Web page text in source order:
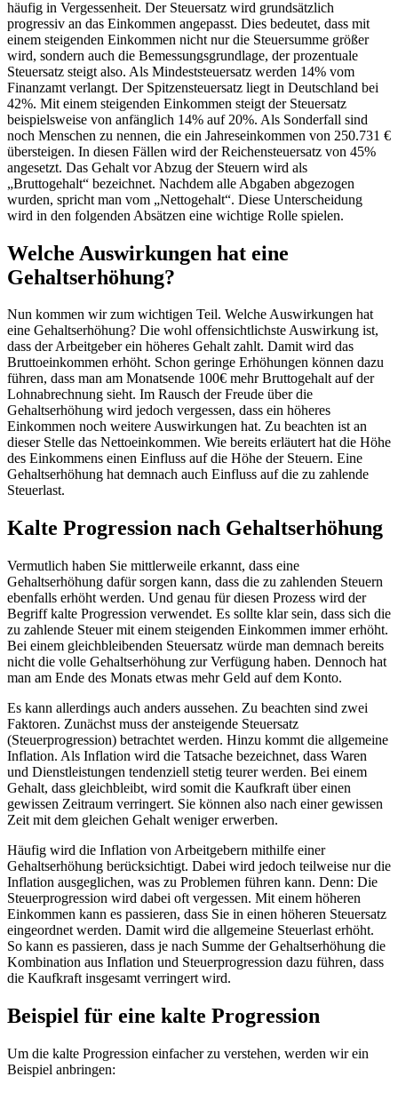
häufig in Vergessenheit. Der Steuersatz wird grundsätzlich
progressiv an das Einkommen angepasst. Dies bedeutet, dass mit
einem steigenden Einkommen nicht nur die Steuersumme größer
wird, sondern auch die Bemessungsgrundlage, der prozentuale
Steuersatz steigt also. Als Mindeststeuersatz werden 14% vom
Finanzamt verlangt. Der Spitzensteuersatz liegt in Deutschland bei
42%. Mit einem steigenden Einkommen steigt der Steuersatz
beispielsweise von anfänglich 14% auf 20%. Als Sonderfall sind
noch Menschen zu nennen, die ein Jahreseinkommen von 250.731 €
übersteigen. In diesen Fällen wird der Reichensteuersatz von 45%
angesetzt. Das Gehalt vor Abzug der Steuern wird als
„Bruttogehalt“ bezeichnet. Nachdem alle Abgaben abgezogen
wurden, spricht man vom „Nettogehalt“. Diese Unterscheidung
wird in den folgenden Absätzen eine wichtige Rolle spielen.
Welche Auswirkungen hat eine
Gehaltserhöhung?
Nun kommen wir zum wichtigen Teil. Welche Auswirkungen hat
eine Gehaltserhöhung? Die wohl offensichtlichste Auswirkung ist,
dass der Arbeitgeber ein höheres Gehalt zahlt. Damit wird das
Bruttoeinkommen erhöht. Schon geringe Erhöhungen können dazu
führen, dass man am Monatsende 100€ mehr Bruttogehalt auf der
Lohnabrechnung sieht. Im Rausch der Freude über die
Gehaltserhöhung wird jedoch vergessen, dass ein höheres
Einkommen noch weitere Auswirkungen hat. Zu beachten ist an
dieser Stelle das Nettoeinkommen. Wie bereits erläutert hat die Höhe
des Einkommens einen Einfluss auf die Höhe der Steuern. Eine
Gehaltserhöhung hat demnach auch Einfluss auf die zu zahlende
Steuerlast.
Kalte Progression nach Gehaltserhöhung
Vermutlich haben Sie mittlerweile erkannt, dass eine
Gehaltserhöhung dafür sorgen kann, dass die zu zahlenden Steuern
ebenfalls erhöht werden. Und genau für diesen Prozess wird der
Begriff kalte Progression verwendet. Es sollte klar sein, dass sich die
zu zahlende Steuer mit einem steigenden Einkommen immer erhöht.
Bei einem gleichbleibenden Steuersatz würde man demnach bereits
nicht die volle Gehaltserhöhung zur Verfügung haben. Dennoch hat
man am Ende des Monats etwas mehr Geld auf dem Konto.
Es kann allerdings auch anders aussehen. Zu beachten sind zwei
Faktoren. Zunächst muss der ansteigende Steuersatz
(Steuerprogression) betrachtet werden. Hinzu kommt die allgemeine
Inflation. Als Inflation wird die Tatsache bezeichnet, dass Waren
und Dienstleistungen tendenziell stetig teurer werden. Bei einem
Gehalt, dass gleichbleibt, wird somit die Kaufkraft über einen
gewissen Zeitraum verringert. Sie können also nach einer gewissen
Zeit mit dem gleichen Gehalt weniger erwerben.
Häufig wird die Inflation von Arbeitgebern mithilfe einer
Gehaltserhöhung berücksichtigt. Dabei wird jedoch teilweise nur die
Inflation ausgeglichen, was zu Problemen führen kann. Denn: Die
Steuerprogression wird dabei oft vergessen. Mit einem höheren
Einkommen kann es passieren, dass Sie in einen höheren Steuersatz
eingeordnet werden. Damit wird die allgemeine Steuerlast erhöht.
So kann es passieren, dass je nach Summe der Gehaltserhöhung die
Kombination aus Inflation und Steuerprogression dazu führen, dass
die Kaufkraft insgesamt verringert wird.
Beispiel für eine kalte Progression
Um die kalte Progression einfacher zu verstehen, werden wir ein
Beispiel anbringen: